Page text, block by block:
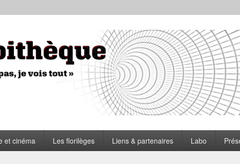
et cinéma Les florilèges Liens & partenaires Labo